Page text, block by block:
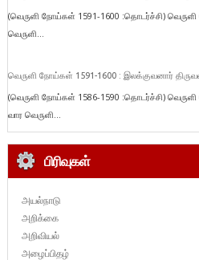
(வெருளி நோய்கள் 1591-1600 :தொடர்ச்சி)
வெருளி...
வெருளி நோய்கள் 1591-1600 : இலக்குவனார்
(வெருளி நோய்கள் 1586-1590 :தொடர்ச்சி)
வார வெருளி...
பிரிவுகள்
அயல்நாடு
அறிக்கை
அறிவியல்
அழைப்பிதழ்